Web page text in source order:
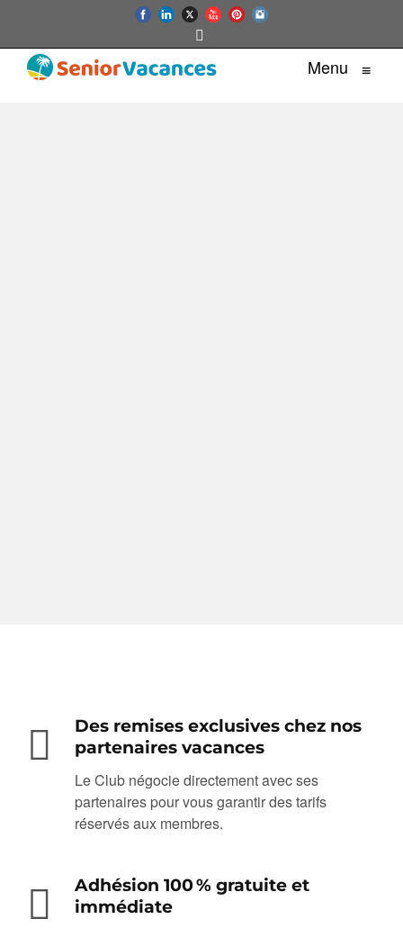
Menu ≡
Des remises exclusives chez nos
partenaires vacances
Le Club négocie directement avec ses
partenaires pour vous garantir des tarifs
réservés aux membres.
Adhésion 100 % gratuite et
immédiate